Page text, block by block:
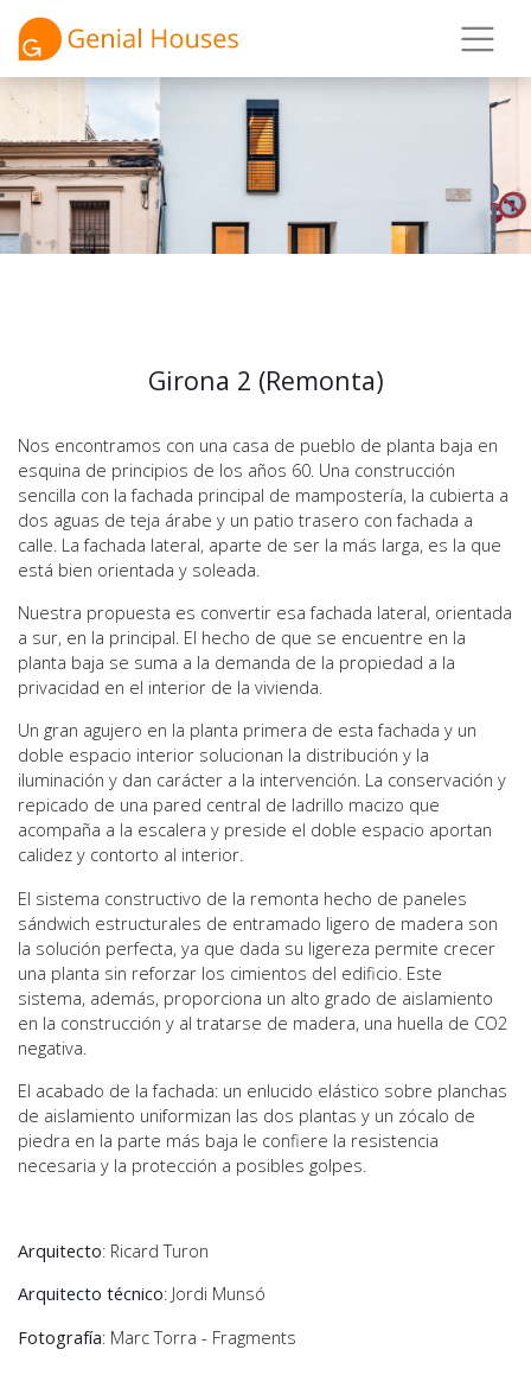
Girona 2 (Remonta)
Nos encontramos con una casa de pueblo de planta baja en
esquina de principios de los años 60. Una construcción
sencilla con la fachada principal de mampostería, la cubierta a
dos aguas de teja árabe y un patio trasero con fachada a
calle. La fachada lateral, aparte de ser la más larga, es la que
está bien orientada y soleada.
Nuestra propuesta es convertir esa fachada lateral, orientada
a sur, en la principal. El hecho de que se encuentre en la
planta baja se suma a la demanda de la propiedad a la
privacidad en el interior de la vivienda.
Un gran agujero en la planta primera de esta fachada y un
doble espacio interior solucionan la distribución y la
iluminación y dan carácter a la intervención. La conservación y
repicado de una pared central de ladrillo macizo que
acompaña a la escalera y preside el doble espacio aportan
calidez y contorto al interior.
El sistema constructivo de la remonta hecho de paneles
sándwich estructurales de entramado ligero de madera son
la solución perfecta, ya que dada su ligereza permite crecer
una planta sin reforzar los cimientos del edificio. Este
sistema, además, proporciona un alto grado de aislamiento
en la construcción y al tratarse de madera, una huella de CO2
negativa.
El acabado de la fachada: un enlucido elástico sobre planchas
de aislamiento uniformizan las dos plantas y un zócalo de
piedra en la parte más baja le confiere la resistencia
necesaria y la protección a posibles golpes.
Arquitecto: Ricard Turon
Arquitecto técnico: Jordi Munsó
Fotografía: Marc Torra - Fragments